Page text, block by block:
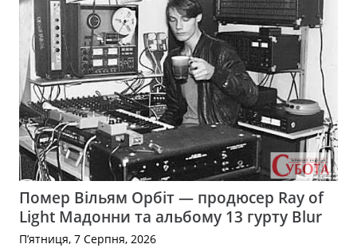
Помер Вільям Орбіт — продюсер Ray of
Light Мадонни та альбому 13 гурту Blur
П’ятниця, 7 Серпня, 2026